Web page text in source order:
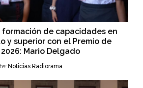
de capacidades en
y superior con el Premio de
Mario Delgado
Noticias Radiorama